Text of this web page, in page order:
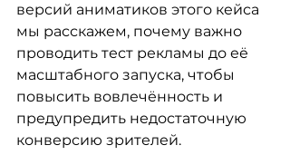
версий аниматиков этого кейса
мы расскажем, почему важно
проводить тест рекламы до её
масштабного запуска, чтобы
повысить вовлечённость и
предупредить недостаточную
конверсию зрителей.